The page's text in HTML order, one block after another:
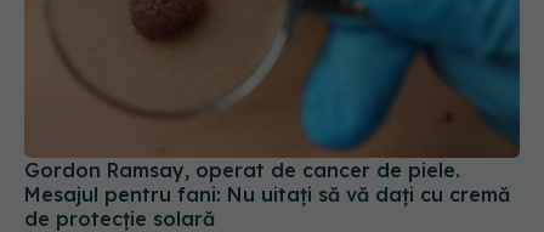
Gordon Ramsay, operat de cancer de piele.
Mesajul pentru fani: Nu uitaţi să vă daţi cu cremă
de protecţie solară